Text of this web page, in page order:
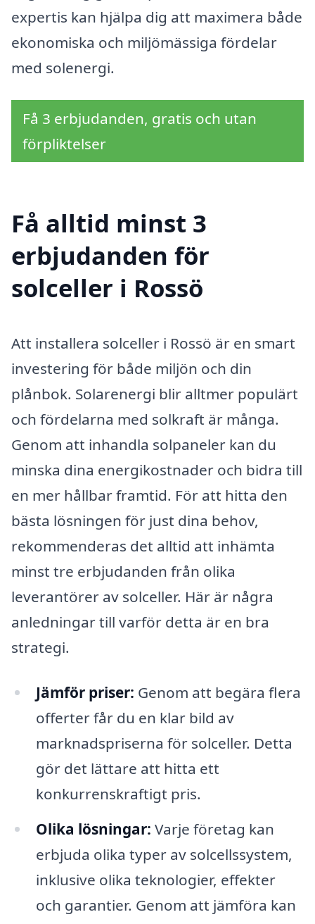
expertis kan hjälpa dig att maximera både
ekonomiska och miljömässiga fördelar
med solenergi.
Få 3 erbjudanden, gratis och utan
förpliktelser
Få alltid minst 3
erbjudanden för
solceller i Rossö
Att installera solceller i Rossö är en smart
investering för både miljön och din
plånbok. Solarenergi blir alltmer populärt
och fördelarna med solkraft är många.
Genom att inhandla solpaneler kan du
minska dina energikostnader och bidra till
en mer hållbar framtid. För att hitta den
bästa lösningen för just dina behov,
rekommenderas det alltid att inhämta
minst tre erbjudanden från olika
leverantörer av solceller. Här är några
anledningar till varför detta är en bra
strategi.
Jämför priser: Genom att begära flera
offerter får du en klar bild av
marknadspriserna för solceller. Detta
gör det lättare att hitta ett
konkurrenskraftigt pris.
Olika lösningar: Varje företag kan
erbjuda olika typer av solcellssystem,
inklusive olika teknologier, effekter
och garantier. Genom att jämföra kan